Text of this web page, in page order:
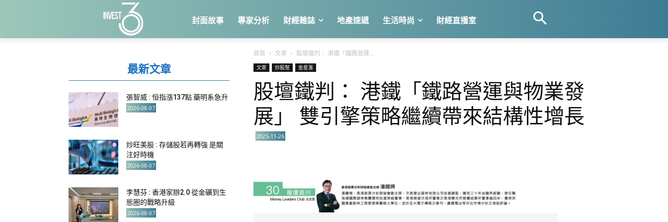
封面故事 專家分析 財經雜誌 地產速遞 生活時尚 財經直播室
首頁 文章 股壇鐵判： 港鐵「鐵路營運...
文章 炒股幫 金星滙
股壇鐵判： 港鐵「鐵路營運與物業發
展」 雙引擎策略繼續帶來結構性增長
2025-11-26
最新文章
張智威 : 恒指漲137點 藥明系急升
2026-08-07
炒旺美股 : 存儲股若再轉強 是關
注好時機
2026-08-07
李慧芬 : 香港家辦2.0 從金礦到生
態圈的戰略升級
2026-08-07